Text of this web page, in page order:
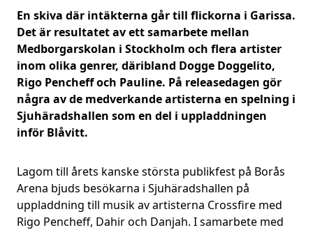
En skiva där intäkterna går till flickorna i Garissa.
Det är resultatet av ett samarbete mellan
Medborgarskolan i Stockholm och flera artister
inom olika genrer, däribland Dogge Doggelito,
Rigo Pencheff och Pauline. På releasedagen gör
några av de medverkande artisterna en spelning i
Sjuhäradshallen som en del i uppladdningen
inför Blåvitt.
Lagom till årets kanske största publikfest på Borås
Arena bjuds besökarna i Sjuhäradshallen på
uppladdning till musik av artisterna Crossfire med
Rigo Pencheff, Dahir och Danjah. I samarbete med